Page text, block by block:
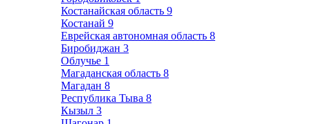
Костанайская область 9
Костанай 9
Еврейская автономная область 8
Биробиджан 3
Облучье 1
Магаданская область 8
Магадан 8
Республика Тыва 8
Кызыл 3